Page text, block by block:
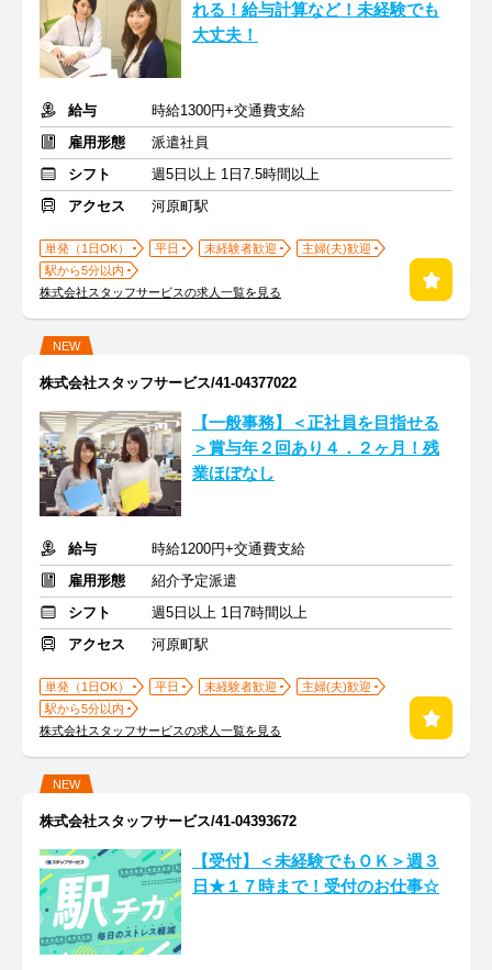
れる！給与計算など！未経験でも
大丈夫！
給与
時給1300円+交通費支給
雇用形態
派遣社員
シフト
週5日以上 1日7.5時間以上
アクセス
河原町駅
単発（1日OK） 平日 未経験者歓迎
主婦(夫)歓迎
駅から5分以内
株式会社スタッフサービスの求人一覧を見る
NEW
株式会社スタッフサービス/41-04377022
【一般事務】＜正社員を目指せる
＞賞与年２回あり４．２ヶ月！残
業ほぼなし
給与
時給1200円+交通費支給
雇用形態
紹介予定派遣
シフト
週5日以上 1日7時間以上
アクセス
河原町駅
単発（1日OK） 平日 未経験者歓迎
主婦(夫)歓迎
駅から5分以内
株式会社スタッフサービスの求人一覧を見る
NEW
株式会社スタッフサービス/41-04393672
【受付】＜未経験でもＯＫ＞週３
日★１７時まで！受付のお仕事☆